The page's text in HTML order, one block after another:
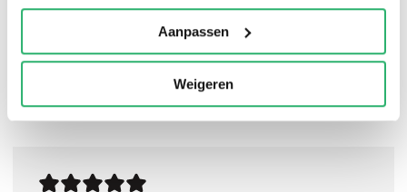
Aanpassen
Weigeren